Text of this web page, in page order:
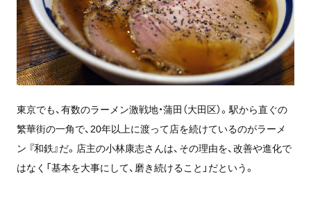
東京でも、有数のラーメン激戦地・蒲田（大田区）。駅から直ぐの
繁華街の一角で、20年以上に渡って店を続けているのがラーメ
ン 『和鉄』だ。店主の小林康志さんは、その理由を、改善や進化で
はなく「基本を大事にして、磨き続けること」だという。